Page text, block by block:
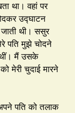
था। वहां पर
उद्घाटन
थी। ससुर
पति मुझे चोदने
थीं। मैं उसके
मेरी चुदाई मारने
पति को तलाक